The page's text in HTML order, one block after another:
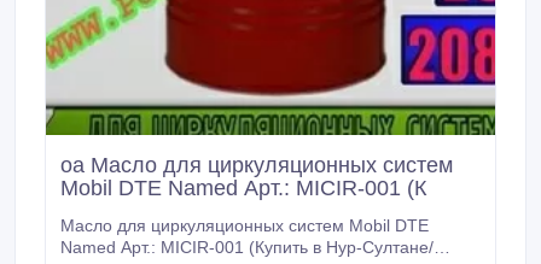
oa Масло для циркуляционных систем
Mobil DTE Named Арт.: MICIR-001 (К
Масло для циркуляционных систем Mobil DTE
Named Арт.: MICIR-001 (Купить в Нур-Султане/